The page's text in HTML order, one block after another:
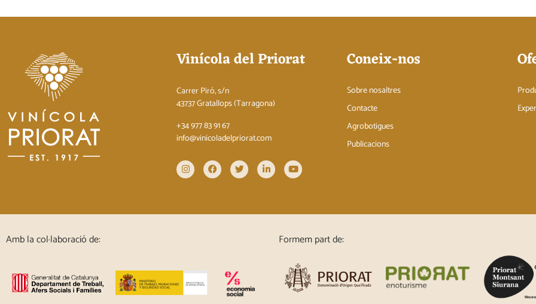
Vinícola del Priorat
Carrer Piró, s/n
43737 Gratallops (Tarragona)
+34 977 83 91 67
info@vinicoladelpriorat.com
Coneix-nos
Sobre nosaltres
Contacte
Agrobotigues
Publicacions
Amb la col·laboració de: Formem part de: